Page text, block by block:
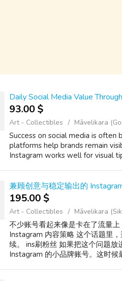
Daily Social Media Value
93.00 $
Art - Collectibles Māvelikara
Success on social media is often
platforms help brands remain
Instagram works well for visual
兼顾创意与稳定输出的
195.00 $
Art - Collectibles Māvelikara
不少账号看起来像是卡在了流量
Instagram 内容策略 这个话题里
续。 ins刷粉丝 如果把这个问题
Instagram 的小品牌账号。这时